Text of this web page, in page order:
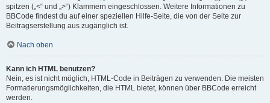
spitzen („<“ und „>“) Klammern eingeschlossen. Weitere Informationen zu
BBCode findest du auf einer speziellen Hilfe-Seite, die von der Seite zur
Beitragserstellung aus zugänglich ist.
Nach oben
Kann ich HTML benutzen?
Nein, es ist nicht möglich, HTML-Code in Beiträgen zu verwenden. Die meisten
Formatierungsmöglichkeiten, die HTML bietet, können über BBCode erreicht
werden.